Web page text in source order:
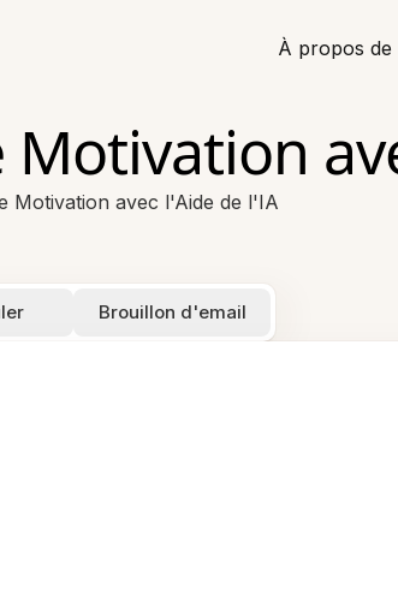
À propos de
Motivation avec l'Aide de l'IA
Brouillon d'email